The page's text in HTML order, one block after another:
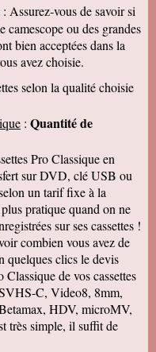
merci de votre
! cordialement
content de votre
doit vous
Cordialement
sincérement
en restituant
dv sur dvd.
vôtre sérieux est
cassettes a
Encore merci est
autant de retard
vous etes
pas de
j'aurai sans
pour le même
: Assurez-vous de savoir si
camescope ou des grandes
bien acceptées dans la
avez choisie.
selon la qualité choisie
: Quantité de
Pro Classique en
sur DVD, clé USB ou
un tarif fixe à la
pratique quand on ne
sur ses cassettes !
combien vous avez de
quelques clics le devis
de vos cassettes
C, Video8, 8mm,
HDV, microMV,
très simple, il suffit de